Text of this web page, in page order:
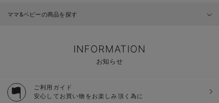
ママ&ベビーの商品を探す
INFORMATION
お知らせ
ご利用ガイド
安心してお買い物をお楽しみ頂く為に